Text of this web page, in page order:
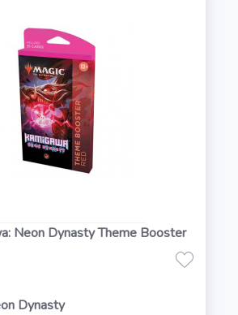
Neon Dynasty Theme Booster
Dynasty